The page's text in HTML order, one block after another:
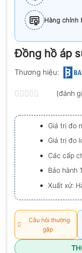
Hàng chính
Đồng hồ áp
Thương hiệu:
xếp
hạng
0.0
5
sao
(đánh
Giá trị đo
Giá trị đo
Các cấp
Bảo hành
Xuất xứ:
Câu hỏi thường
gặp